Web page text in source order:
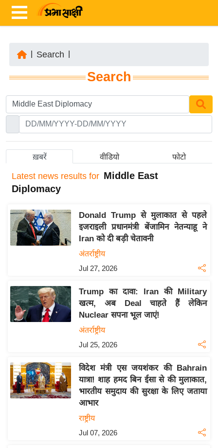
ज़ा
ख
र
ष्ट्री
अं
त
ष्ट्री
य
बि
उ
द्यो
ग
त
वि
शे
ष
Search
Search
ख़बरें वीडियो फोटो
Latest news results for Middle East
Diplomacy
Donald Trump से मुलाकात से पहले
इजराइली प्रधानमंत्री बेंजामिन नेतन्याहू ने
Iran को दी बड़ी चेतावनी
अंतर्राष्ट्रीय
Jul 27, 2026
Trump का दावा: Iran की Military
खत्म, अब Deal चाहते हैं लेकिन
Nuclear सपना भूल जाएं!
अंतर्राष्ट्रीय
Jul 25, 2026
विदेश मंत्री एस जयशंकर की Bahrain
यात्रा! शाह हमद बिन ईसा से की मुलाकात,
भारतीय समुदाय की सुरक्षा के लिए जताया
आभार
राष्ट्रीय
Jul 07, 2026